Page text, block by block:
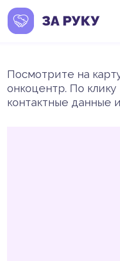
Посмотрите на
онкоцентр. По клику
контактные данные